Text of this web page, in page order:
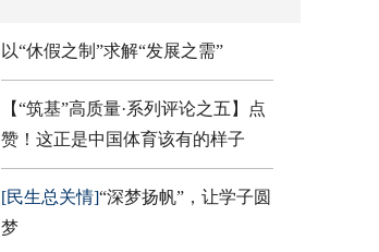
以“休假之制”求解“发展之需”
【“筑基”高质量·系列评论之五】点
赞！这正是中国体育该有的样子
[民生总关情]“深梦扬帆”，让学子圆
梦